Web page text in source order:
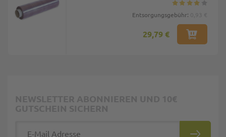
Entsorgungsgebühr:
29,79 €